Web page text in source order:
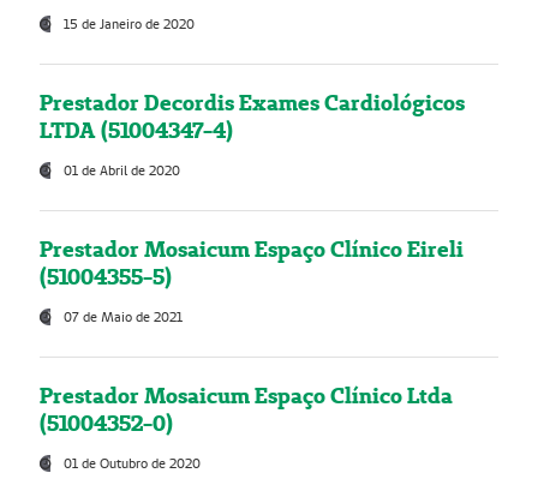
15 de Janeiro de 2020
Prestador Decordis Exames Cardiológicos
LTDA (51004347-4)
01 de Abril de 2020
Prestador Mosaicum Espaço Clínico Eireli
(51004355-5)
07 de Maio de 2021
Prestador Mosaicum Espaço Clínico Ltda
(51004352-0)
01 de Outubro de 2020